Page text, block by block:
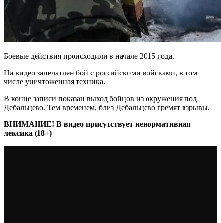
Боевые действия происходили в начале 2015 года.
На видео запечатлен бой с российскими войсками, в том
числе уничтоженная техника.
В конце записи показан выход бойцов из окружения под
Дебальцево. Тем временем, близ Дебальцево гремят взрывы.
ВНИМАНИЕ! В видео присутствует ненормативная
лексика (18+)